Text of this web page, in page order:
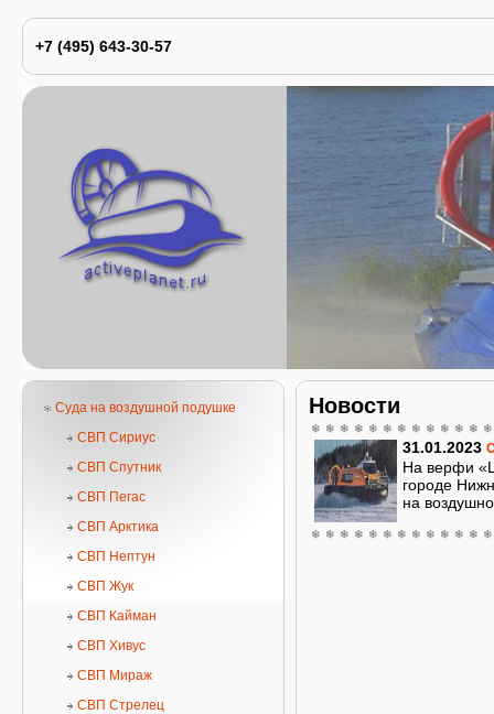
+7 (495) 643-30-57
Суда на воздушной подушке
СВП Сириус
СВП Спутник
СВП Пегас
СВП Арктика
СВП Нептун
СВП Жук
СВП Кайман
СВП Хивус
СВП Мираж
СВП Стрелец
Новости
31.01.2023
На верфи
городе
на